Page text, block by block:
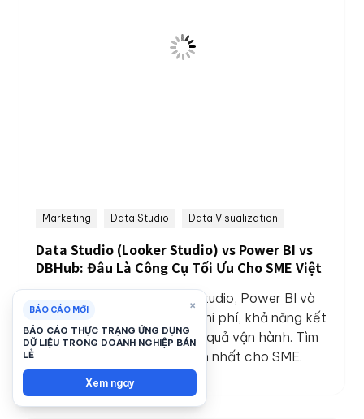
Marketing Data Studio Data Visualization
Data Studio (Looker Studio) vs Power BI vs
DBHub: Đâu Là Công Cụ Tối Ưu Cho SME Việt
So sánh chuyên sâu Data Studio, Power BI và
DBHub. Phân tích chi tiết chi phí, khả năng kết
nối dữ liệu Việt Nam và hiệu quả vận hành. Tìm
giải pháp Dashboard chuẩn nhất cho SME.
×
BÁO CÁO MỚI
BÁO CÁO THỰC TRẠNG ỨNG DỤNG
DỮ LIỆU TRONG DOANH NGHIỆP BÁN
LẺ
Xem ngay